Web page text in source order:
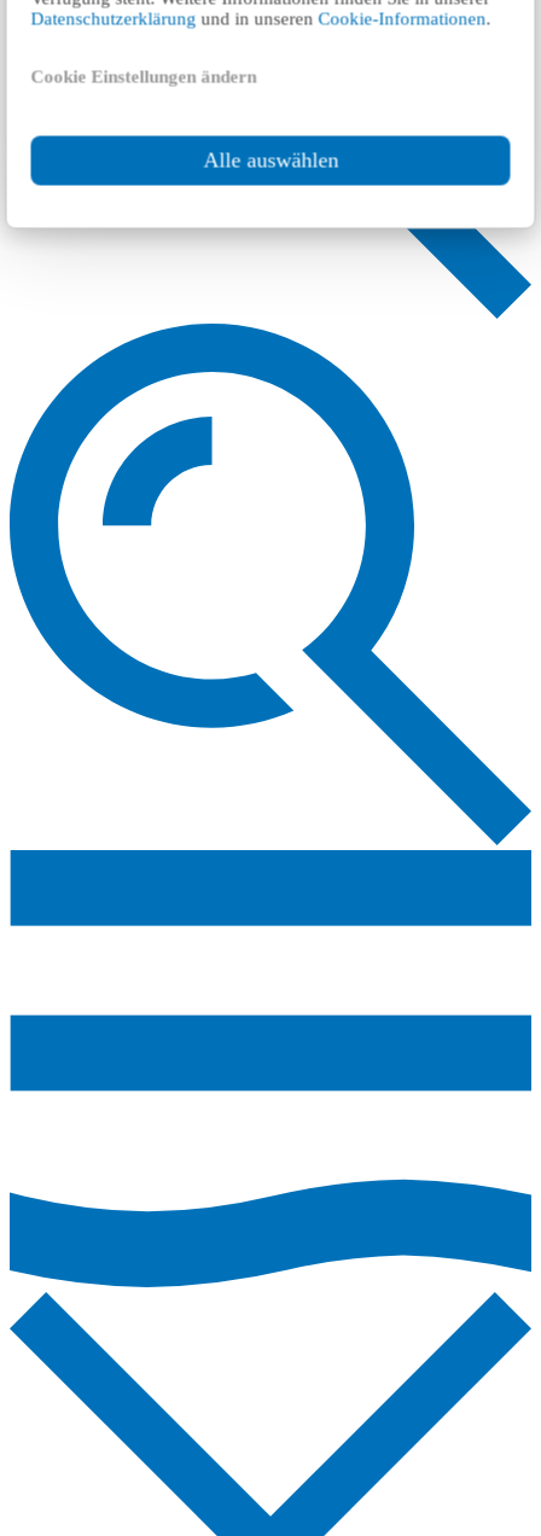
Datenschutzerklärung und in unserenCookie-Informationen.
Cookie Einstellungen ändern
Alle auswählen